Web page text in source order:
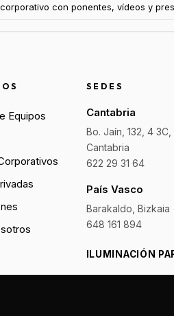
con ponentes, vídeos y
Equipos
SEDES
Cantabria
Bo. Jaín, 132, 4
Cantabria
622 29 31 64
País Vasco
Barakaldo, Bizkaia
648 161 894
ILUMINACIÓN